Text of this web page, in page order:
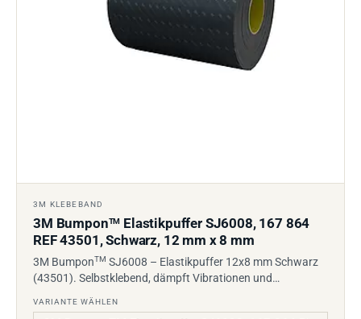
3M KLEBEBAND
3M BumponTM Elastikpuffer SJ6008, 167 864
REF 43501, Schwarz, 12 mm x 8 mm
3M BumponTM SJ6008 – Elastikpuffer 12x8 mm Schwarz
(43501). Selbstklebend, dämpft Vibrationen und…
VARIANTE WÄHLEN